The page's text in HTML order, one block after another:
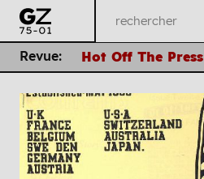
Revue: Hot Off The Press